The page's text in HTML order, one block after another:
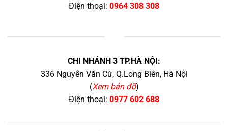
Điện thoại: 0964 308 308
CHI NHÁNH 3 TP.HÀ NỘI:
336 Nguyễn Văn Cừ, Q.Long Biên, Hà Nội
(Xem bản đồ)
Điện thoại: 0977 602 688